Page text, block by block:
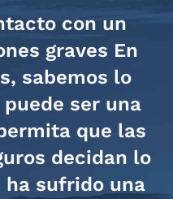
con un
graves En
sabemos lo
ser una
que las
decidan lo
ha sufrido una